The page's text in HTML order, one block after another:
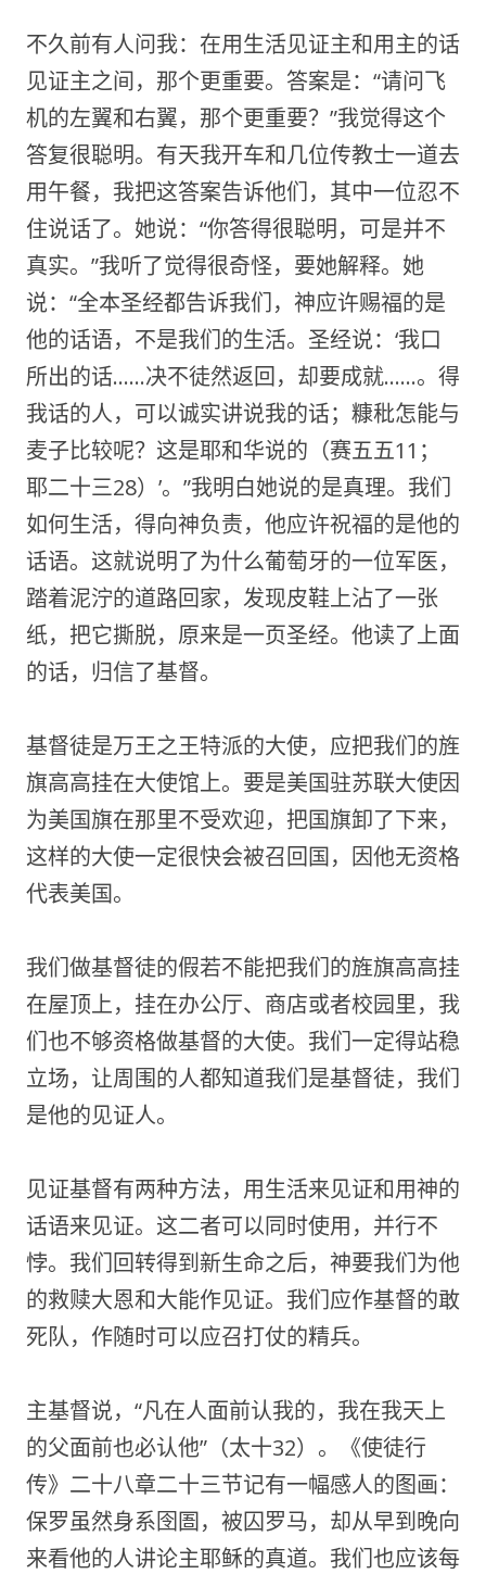
不久前有人问我：在用生活见证主和用主的话
见证主之间，那个更重要。答案是：“请问飞
机的左翼和右翼，那个更重要？”我觉得这个
答复很聪明。有天我开车和几位传教士一道去
用午餐，我把这答案告诉他们，其中一位忍不
住说话了。她说：“你答得很聪明，可是并不
真实。”我听了觉得很奇怪，要她解释。她
说：“全本圣经都告诉我们，神应许赐福的是
他的话语，不是我们的生活。圣经说：‘我口
所出的话……决不徒然返回，却要成就……。得
我话的人，可以诚实讲说我的话；糠秕怎能与
麦子比较呢？这是耶和华说的（赛五五11；
耶二十三28）’。”我明白她说的是真理。我们
如何生活，得向神负责，他应许祝福的是他的
话语。这就说明了为什么葡萄牙的一位军医，
踏着泥泞的道路回家，发现皮鞋上沾了一张
纸，把它撕脱，原来是一页圣经。他读了上面
的话，归信了基督。
基督徒是万王之王特派的大使，应把我们的旌
旗高高挂在大使馆上。要是美国驻苏联大使因
为美国旗在那里不受欢迎，把国旗卸了下来，
这样的大使一定很快会被召回国，因他无资格
代表美国。
我们做基督徒的假若不能把我们的旌旗高高挂
在屋顶上，挂在办公厅、商店或者校园里，我
们也不够资格做基督的大使。我们一定得站稳
立场，让周围的人都知道我们是基督徒，我们
是他的见证人。
见证基督有两种方法，用生活来见证和用神的
话语来见证。这二者可以同时使用，并行不
悖。我们回转得到新生命之后，神要我们为他
的救赎大恩和大能作见证。我们应作基督的敢
死队，作随时可以应召打仗的精兵。
主基督说，“凡在人面前认我的，我在我天上
的父面前也必认他”（太十32）。《使徒行
传》二十八章二十三节记有一幅感人的图画：
保罗虽然身系囹圄，被囚罗马，却从早到晚向
来看他的人讲论主耶稣的真道。我们也应该每